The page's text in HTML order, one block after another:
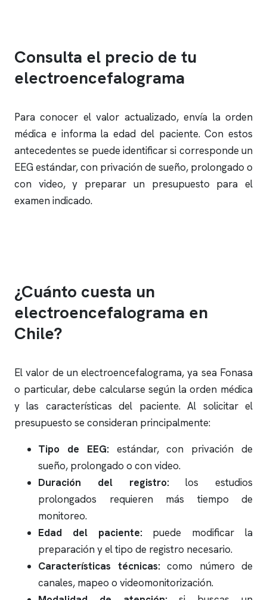
Consulta el precio de tu
electroencefalograma
Para conocer el valor actualizado, envía la orden
médica e informa la edad del paciente. Con estos
antecedentes se puede identificar si corresponde un
EEG estándar, con privación de sueño, prolongado o
con video, y preparar un presupuesto para el
examen indicado.
¿Cuánto cuesta un
electroencefalograma en
Chile?
El valor de unelectroencefalograma, ya sea Fonasa
o particular, debe calcularse según la orden médica
y las características del paciente. Al solicitar el
presupuesto se consideran principalmente:
Tipo de EEG:estándar, con privación de
sueño, prolongado o con video.
Duración del registro:los estudios
prolongados requieren más tiempo de
monitoreo.
Edad del paciente:puede modificar la
preparación y el tipo de registro necesario.
Características técnicas:como número de
canales, mapeo o videomonitorización.